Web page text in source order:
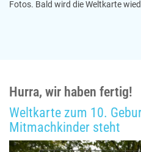
Fotos. Bald wird die Weltkarte
Hurra, wir haben fertig!
Weltkarte zum 10.
Mitmachkinder steht